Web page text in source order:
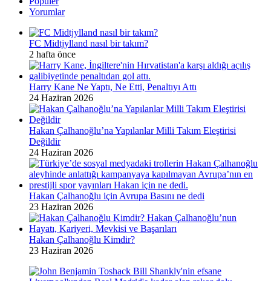
Yorumlar
FC Midtjylland nasıl bir takım?
2 hafta önce
Harry Kane Ne Yaptı, Ne Etti, Penaltıyı Attı
24 Haziran 2026
Hakan Çalhanoğlu’na Yapılanlar Milli Takım Eleştirisi
Değildir
24 Haziran 2026
Hakan Çalhanoğlu için Avrupa Basını ne dedi
23 Haziran 2026
Hakan Çalhanoğlu Kimdir?
23 Haziran 2026